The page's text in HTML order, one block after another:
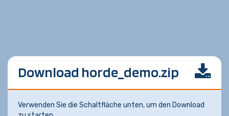
Download horde_demo.zip
Verwenden Sie die Schaltfläche unten, um den Download